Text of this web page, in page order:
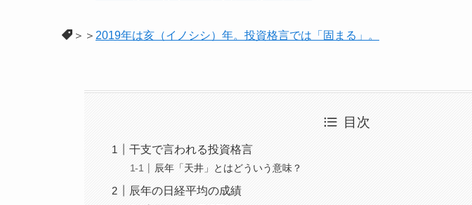
＞＞ 2019年は亥（イノシシ）年。投資格言では「固まる」。
目次
干支で言われる投資格言
辰年「天井」とはどういう意味？
辰年の日経平均の成績